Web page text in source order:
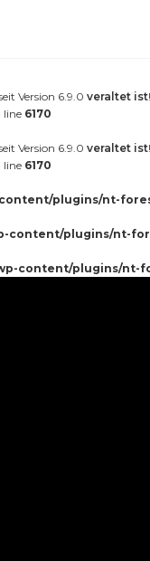
Version 6.9.0 veraltet ist
line 6170
Version 6.9.0 veraltet ist
line 6170
plugins/nt-
content/plugins/nt-
content/plugins/